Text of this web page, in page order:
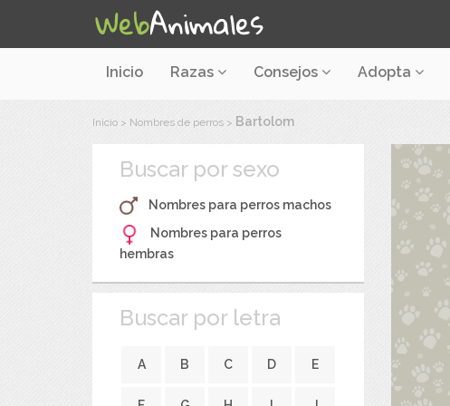
Inicio Razas Consejos Adopta
Inicio > Nombres de perros > Bartolom
Buscar por sexo
Nombres para perros machos
Nombres para perros
hembras
Buscar por letra
A B C D E